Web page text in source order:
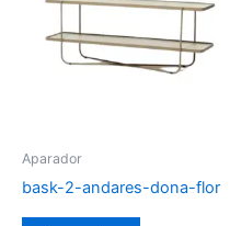
Aparador
bask-2-andares-dona-flor